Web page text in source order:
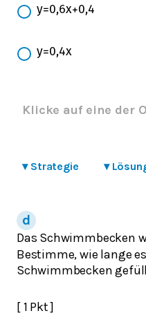
y=0,6x+0,4
y=0,4x
Klicke auf eine der
▾ Strategie ▾
Das Schwimmbecken
Bestimme, wie lange
Schwimmbecken
[ 1 Pkt ]